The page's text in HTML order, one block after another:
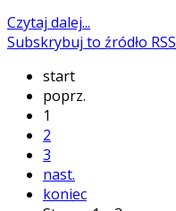
Czytaj dalej...
Subskrybuj to źródło RSS
start
poprz.
1
2
3
nast.
koniec